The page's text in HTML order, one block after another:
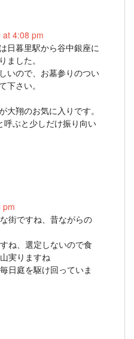
at 4:08 pm
日暮里駅から谷中銀座に
ました。
いので、お墓参りのつい
下さい。
大翔のお気に入りです。
呼ぶと少しだけ振り向い
pm
街ですね、昔ながらの
ね、選定しないので食
実りますね
日庭を駆け回っていま